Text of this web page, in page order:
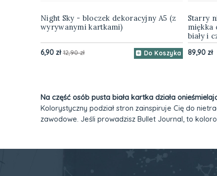
Night Sky - bloczek dekoracyjny A5 (z
wyrywanymi kartkami)
6,90 zł 12,90 zł Do Koszyka
Starry
miękka
biały i
89,90 zł
Na część osób pusta biała kartka działa
Kolorystyczny podział stron zainspiruje Cię do
zawodowe. Jeśli prowadzisz Bullet Journal, to